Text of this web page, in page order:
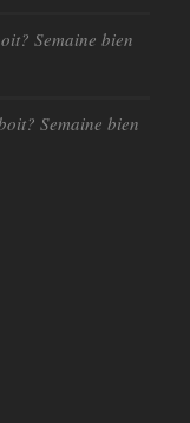
Semaine bien
Semaine bien